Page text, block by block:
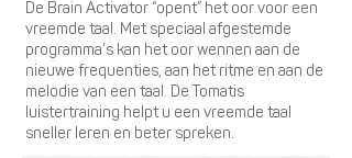
De Brain Activator “opent” het oor voor een
vreemde taal. Met speciaal afgestemde
programma’s kan het oor wennen aan de
nieuwe frequenties, aan het ritme en aan de
melodie van een taal. De Tomatis
luistertraining helpt u een vreemde taal
sneller leren en beter spreken.